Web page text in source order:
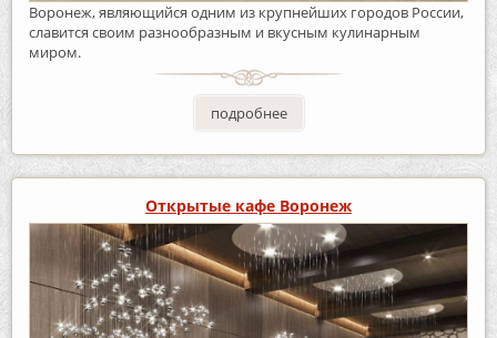
Воронеж, являющийся одним из крупнейших городов России,
славится своим разнообразным и вкусным кулинарным
миром.
подробнее
Открытые кафе Воронеж